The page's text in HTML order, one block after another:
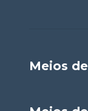
Meios